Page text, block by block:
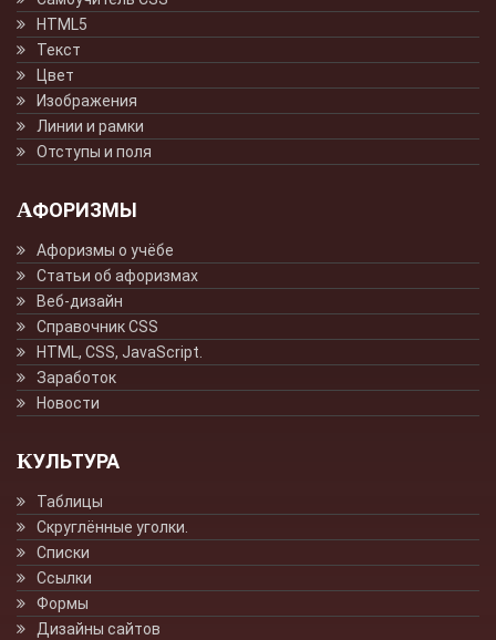
HTML5
Текст
Цвет
Изображения
Линии и рамки
Отступы и поля
АФОРИЗМЫ
Афоризмы о учёбе
Статьи об афоризмах
Веб-дизайн
Справочник CSS
HTML, CSS, JavaScript.
Заработок
Новости
КУЛЬТУРА
Таблицы
Скруглённые уголки.
Списки
Ссылки
Формы
Дизайны сайтов